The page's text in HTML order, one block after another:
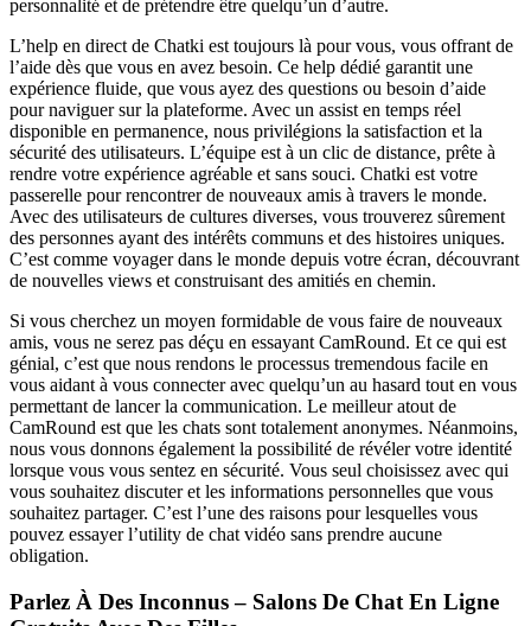
personnalité et de prétendre être quelqu’un d’autre.
L’help en direct de Chatki est toujours là pour vous, vous offrant de
l’aide dès que vous en avez besoin. Ce help dédié garantit une
expérience fluide, que vous ayez des questions ou besoin d’aide
pour naviguer sur la plateforme. Avec un assist en temps réel
disponible en permanence, nous privilégions la satisfaction et la
sécurité des utilisateurs. L’équipe est à un clic de distance, prête à
rendre votre expérience agréable et sans souci. Chatki est votre
passerelle pour rencontrer de nouveaux amis à travers le monde.
Avec des utilisateurs de cultures diverses, vous trouverez sûrement
des personnes ayant des intérêts communs et des histoires uniques.
C’est comme voyager dans le monde depuis votre écran, découvrant
de nouvelles views et construisant des amitiés en chemin.
Si vous cherchez un moyen formidable de vous faire de nouveaux
amis, vous ne serez pas déçu en essayant CamRound. Et ce qui est
génial, c’est que nous rendons le processus tremendous facile en
vous aidant à vous connecter avec quelqu’un au hasard tout en vous
permettant de lancer la communication. Le meilleur atout de
CamRound est que les chats sont totalement anonymes. Néanmoins,
nous vous donnons également la possibilité de révéler votre identité
lorsque vous vous sentez en sécurité. Vous seul choisissez avec qui
vous souhaitez discuter et les informations personnelles que vous
souhaitez partager. C’est l’une des raisons pour lesquelles vous
pouvez essayer l’utility de chat vidéo sans prendre aucune
obligation.
Parlez À Des Inconnus – Salons De Chat En Ligne